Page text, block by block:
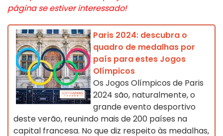
página se estiver interessado!
Paris 2024: descubra o
quadro de medalhas por
país para estes Jogos
Olímpicos
Os Jogos Olímpicos de Paris
2024 são, naturalmente, o
grande evento desportivo
deste verão, reunindo mais de 200 países na
capital francesa. No que diz respeito às medalhas,